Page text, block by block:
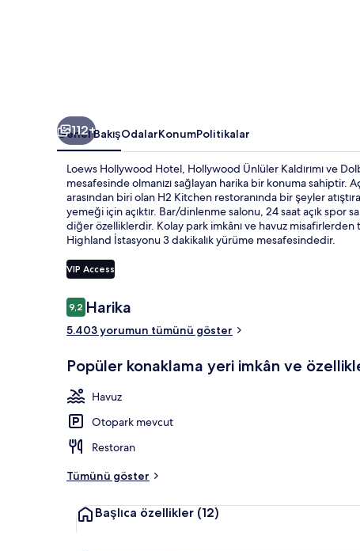
112+
Genel BakışOdalarKonumPolitikalar
Loews Hollywood Hotel, Hollywood Ünlüler Kaldırımı ve
mesafesinde olmanızı sağlayan harika bir konuma sahiptir.
arasından biri olan H2 Kitchen restoranında bir şeyler
yemeği için açıktır. Bar/dinlenme salonu, 24 saat açık spor
diğer özelliklerdir. Kolay park imkânı ve havuz misafirlerden
Highland İstasyonu 3 dakikalık yürüme mesafesindedir.
VIP Access
Yorumlar
9,29,2/10
Harika
5.403 yorumun tümünü göster
Popüler konaklama yeri imkân ve
Havuz
Otopark mevcut
Restoran
Tümünü göster
Başlıca özellikler (12)